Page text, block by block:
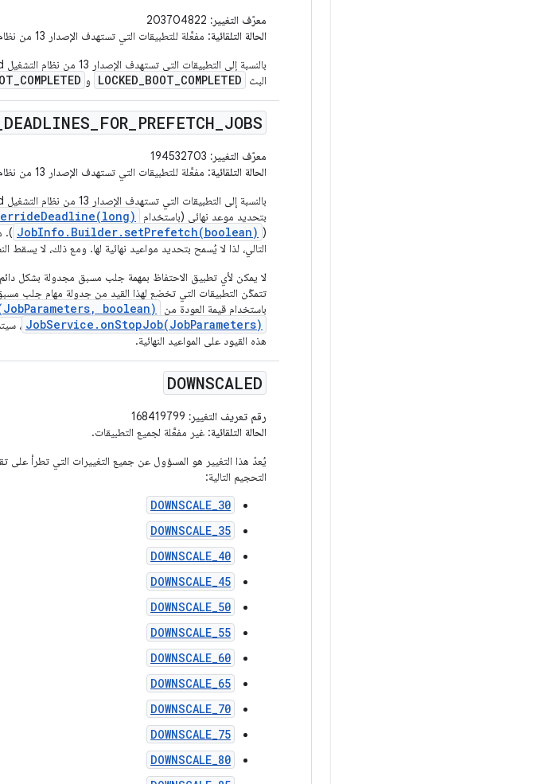
معرّف التغيير:
الحالة التلقائية: مفعَّلة للتطبيقات التي تستهدف الإصدار 13 من نظام التشغيل Android (المستوى 33 لواجهة برمجة التطبيقات) أو الإصدارات الأحدث.
البث
LOCKED_BOOT_COMPLETED و
DEADLINES FOR PREFETCH JOBS
معرّف التغيير:
الحالة التلقائية: مفعَّلة للتطبيقات التي تستهدف الإصدار 13 من نظام التشغيل Android (المستوى 33 لواجهة برمجة التطبيقات) أو الإصدارات الأحدث.
بتحديد موعد نهائي (باستخدام
(
JobInfo.Builder.setPrefetch(boolean)
).
التالي، لذا لا يُسمح بتحديد مواعيد نهائية لها. ومع ذلك، لا
لا يمكن لأي تطبيق الاحتفاظ بمهمة جلب مسبق مجدولة بشكل
تتمكّن التطبيقات التي تخضع لهذا القيد من جدولة مهام جلب
باستخدام قيمة العودة من boolean)
JobService.onStopJob(JobParameters) ،
هذه القيود على المواعيد النهائية.
DOWNSCALED
رقم تعريف التغيير:
الحالة التلقائية: غير مفعَّلة لجميع التطبيقات.
يُعدّ هذا التغيير هو المسؤول عن جميع التغييرات التي تطرأ
التحجيم التالية:
DOWNSCALE_30
DOWNSCALE_35
DOWNSCALE_40
DOWNSCALE_45
DOWNSCALE_50
DOWNSCALE_55
DOWNSCALE_60
DOWNSCALE_65
DOWNSCALE_70
DOWNSCALE_75
DOWNSCALE_80